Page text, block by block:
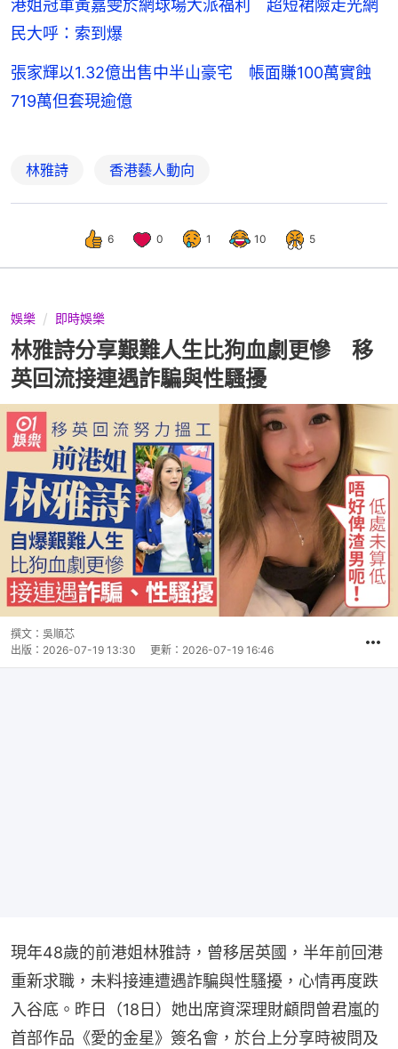
港姐冠軍黃嘉雯於網球場大派福利 超短裙險走光網
民大呼：索到爆
張家輝以1.32億出售中半山豪宅 帳面賺100萬實蝕
719萬但套現逾億
林雅詩 香港藝人動向
6 0 1 10 5
娛樂 即時娛樂
林雅詩分享艱難人生比狗血劇更慘 移
英回流接連遇詐騙與性騷擾
撰文： 吳順芯
出版： 2026-07-19 13:30 更新： 2026-07-19 16:46
現年48歲的前港姐林雅詩，曾移居英國，半年前回港
重新求職，未料接連遭遇詐騙與性騷擾，心情再度跌
入谷底。昨日（18日）她出席資深理財顧問曾君嵐的
首部作品《愛的金星》簽名會，於台上分享時被問及